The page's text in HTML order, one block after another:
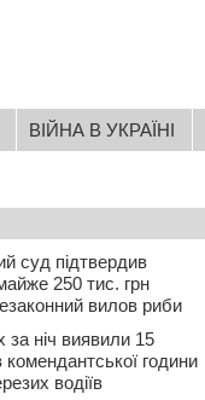
ВІЙНА В УКРАЇНІ
суд підтвердив
250 тис. грн
вилов риби
за ніч виявили 15
комендантської години
водіїв